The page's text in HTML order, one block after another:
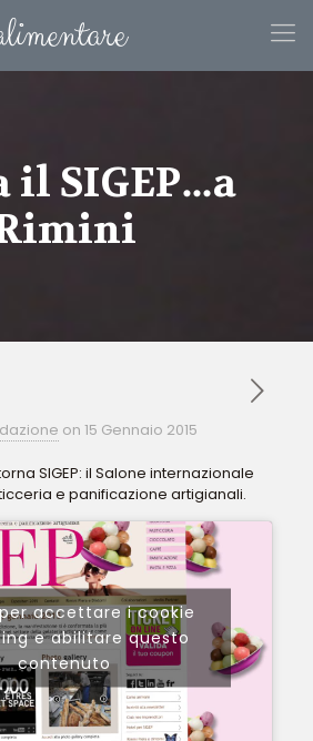
il SIGEP…a
on 15 Gennaio 2015
SIGEP: il Salone internazionale
e panificazione artigianali.
accettare i cookie
e abilitare questo
contenuto